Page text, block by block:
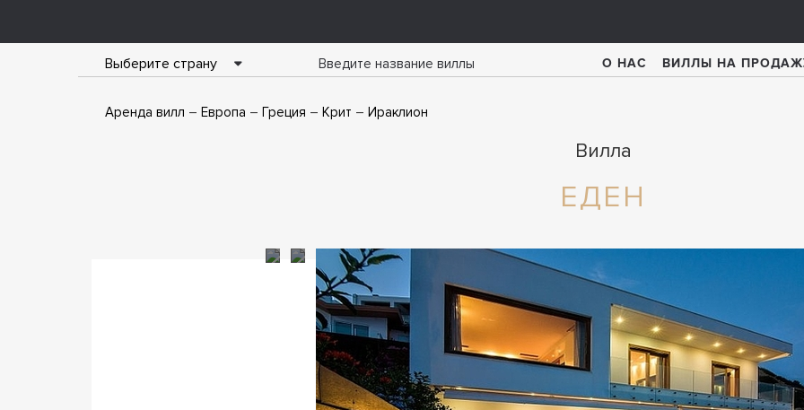
Выберите страну О НАС ВИЛЛЫ НА
Аренда вилл Европа Греция Крит Ираклион
Вилла
ЕДЕН